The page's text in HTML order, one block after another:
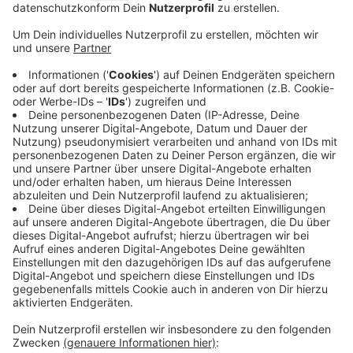
Vom 15. bis zum 22. September gibt es täglich
Aktionen, Diskussionsrunden und Lesungen zur
nachhaltigen und umweltbewussten Mobilität. In
diesem Jahr steht die Mobilitätswoche unter dem
Motto "Hallo Kultur - der öffentliche Raum als Bühne".
Deshalb finden viele der Aktionen auf Parkplätzen,
öffentlichen Plätzen und Straßen statt. Neben der E-
Mobilität steht vor allem auch das Thema
Fahrradfahren im Vordergrund. So wird es zum Beispiel
ein ADFC-Nachtradeln, ein Lastenradrennen und eine
Borussia-Fahrradfahrt im Stadtgebiet geben. Einen
Link zum ganzen Programm der Europäischen
Mobilitätswoche findet ihr
Anzeige